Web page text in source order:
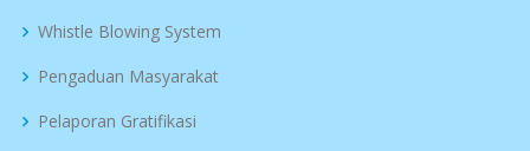
Whistle Blowing System
Pengaduan Masyarakat
Pelaporan Gratifikasi